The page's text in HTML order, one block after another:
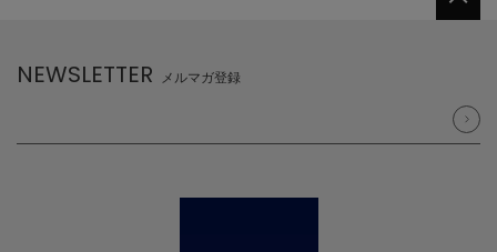
NEWSLETTER メルマガ登録